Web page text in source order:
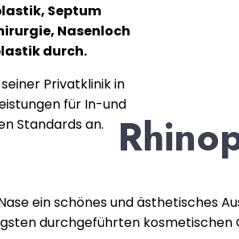
Septum
Nasenloch
durch.
Privatklinik in
für In-und
Standards an.
ein schönes und ästhetisches
durchgeführten kosmetischen